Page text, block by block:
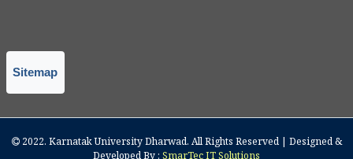
Sitemap
2022. Karnatak University Dharwad. All Rights Reserved | Designed &
Developed By : SmarTec IT Solutions